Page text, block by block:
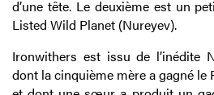
d’une tête. Le deuxième est un
Listed Wild Planet (Nureyev).
Ironwithers est issu de l’inédite
dont la cinquième mère a gagné le